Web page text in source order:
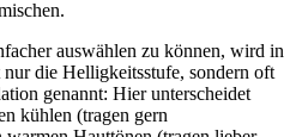
auswählen zu können, wird in
die Helligkeitsstufe, sondern oft
genannt: Hier unterscheidet
kühlen (tragen gern